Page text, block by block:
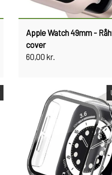
Apple Watch 49mm -
cover
60,00 kr.